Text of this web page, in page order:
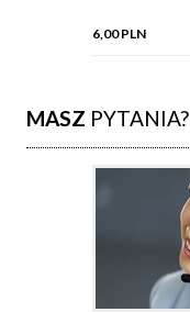
6,00 PLN
MASZ PYTANIA?